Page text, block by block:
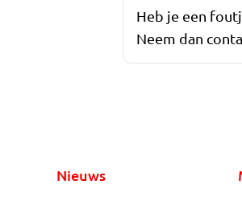
Heb je een
Neem dan
Nieuws